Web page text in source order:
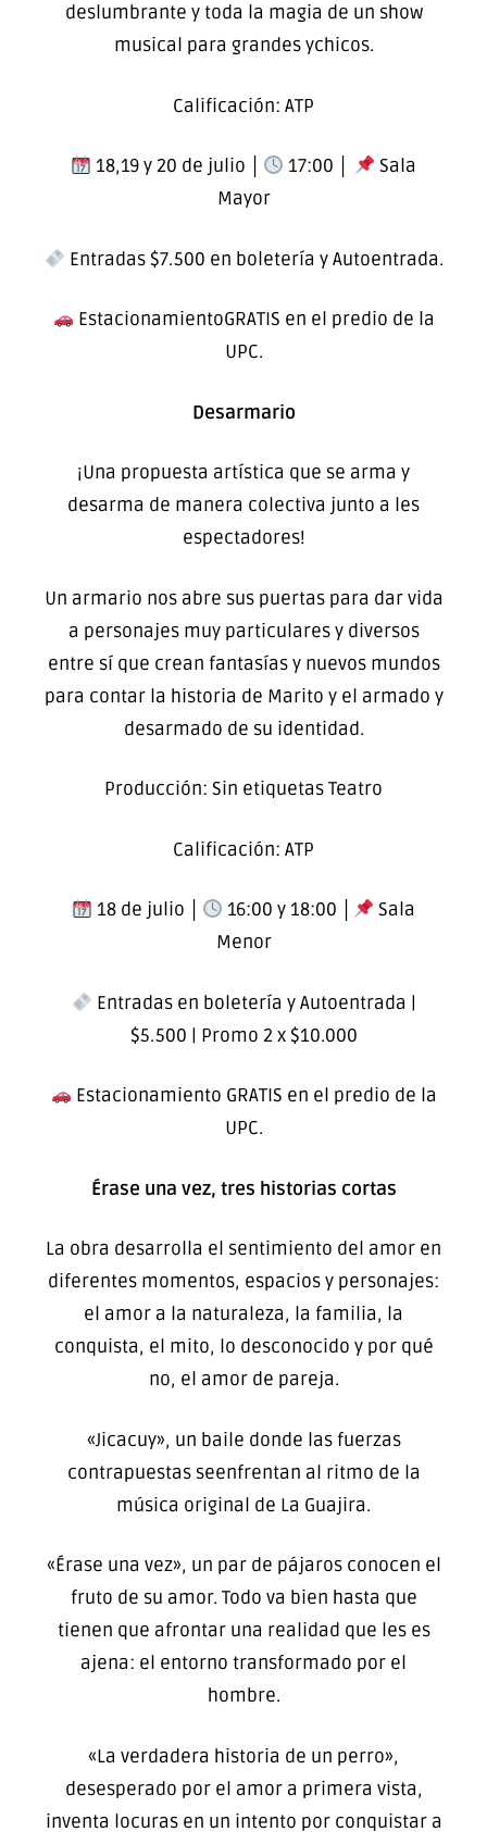
deslumbrante y toda la magia de un show
musical para grandes ychicos.
Calificación: ATP
18,19 y 20 de julio │ 17:00 │
Sala
Mayor
Entradas $7.500 en boletería y Autoentrada.
EstacionamientoGRATIS en el predio de la
UPC.
Desarmario
¡Una propuesta artística que se arma y
desarma de manera colectiva junto a les
espectadores!
Un armario nos abre sus puertas para dar vida
a personajes muy particulares y diversos
entre sí que crean fantasías y nuevos mundos
para contar la historia de Marito y el armado y
desarmado de su identidad.
Producción: Sin etiquetas Teatro
Calificación: ATP
18 de julio │ 16:00 y 18:00 │
Sala
Menor
Entradas en boletería y Autoentrada |
$5.500 | Promo 2 x $10.000
Estacionamiento GRATIS en el predio de la
UPC.
Érase una vez, tres historias cortas
La obra desarrolla el sentimiento del amor en
diferentes momentos, espacios y personajes:
el amor a la naturaleza, la familia, la
conquista, el mito, lo desconocido y por qué
no, el amor de pareja.
«Jicacuy», un baile donde las fuerzas
contrapuestas seenfrentan al ritmo de la
música original de La Guajira.
«Érase una vez», un par de pájaros conocen el
fruto de su amor. Todo va bien hasta que
tienen que afrontar una realidad que les es
ajena: el entorno transformado por el
hombre.
«La verdadera historia de un perro»,
desesperado por el amor a primera vista,
inventa locuras en un intento por conquistar a